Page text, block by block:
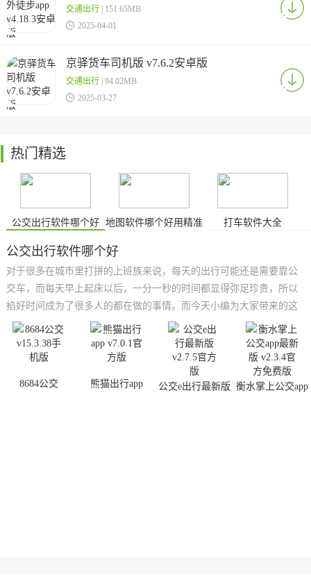
交通出行| 151.65MB
 2025-04-01
京驿货车司机版 v7.6.2安卓版
交通出行| 94.02MB
 2025-03-27
热门精选
公交出行软件哪个好 地图软件哪个好用精准 打车软件大全
公交出行软件哪个好
对于很多在城市里打拼的上班族来说，每天的出行可能还是需要靠公
交车，而每天早上起床以后，一分一秒的时间都显得弥足珍贵，所以
掐好时间成为了很多人的都在做的事情。而今天小编为大家带来的这
些公交出行软件，能够帮助大家准确查询公交到站时间，你可以在家
里就提前知道公交还有几站会到，算好时间出门，不会耽误你的上班
时间，有需要的朋友们可以试试吧！
8684公交 熊猫出行app 公交e出行最新版 衡水掌上公交app